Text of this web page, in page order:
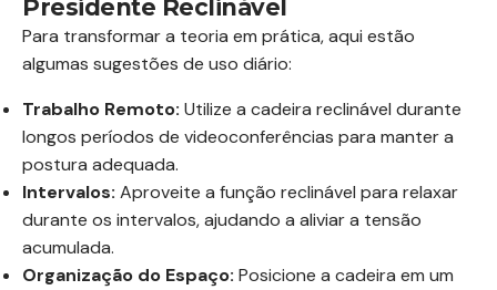
Presidente Reclinável
Para transformar a teoria em prática, aqui estão
algumas sugestões de uso diário:
Trabalho Remoto: Utilize a cadeira reclinável durante
longos períodos de videoconferências para manter a
postura adequada.
Intervalos: Aproveite a função reclinável para relaxar
durante os intervalos, ajudando a aliviar a tensão
acumulada.
Organização do Espaço: Posicione a cadeira em um